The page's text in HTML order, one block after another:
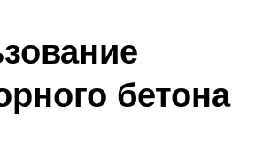
бетона